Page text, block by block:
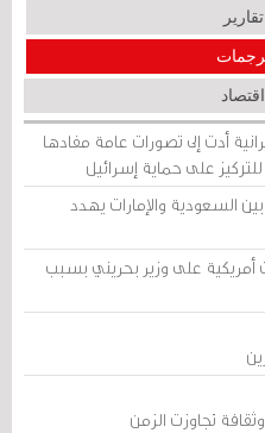
تقارير
اقتصاد
أدت إلى تصورات عامة مفادها
على حماية إسرائيل
السعودية والإمارات يهدد
على وزير بحريني بسبب
تجاوزت الزمن